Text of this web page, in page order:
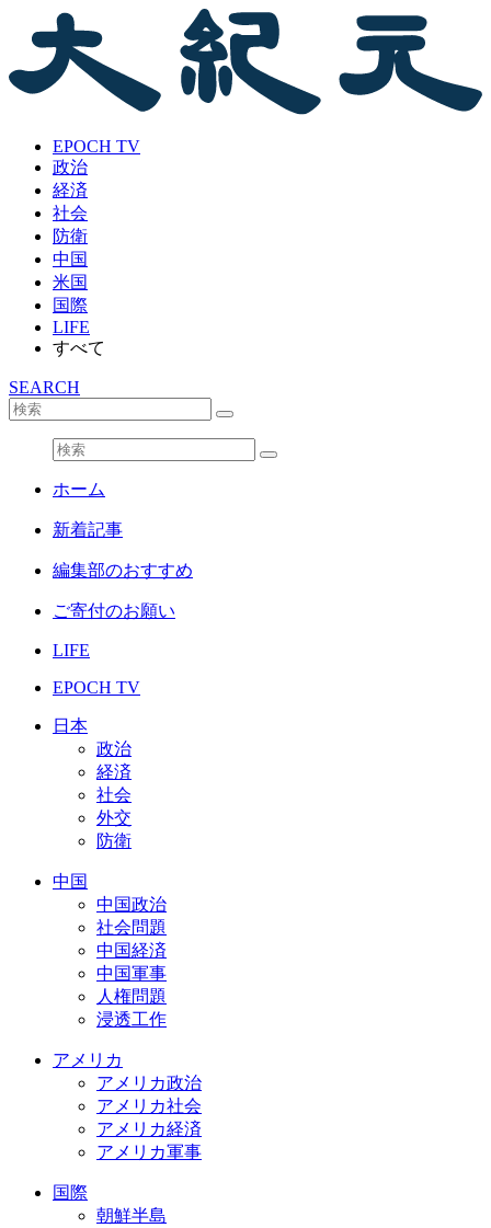
EPOCH TV
政治
経済
社会
防衛
中国
米国
国際
LIFE
すべて
SEARCH
ホーム
新着記事
編集部のおすすめ
ご寄付のお願い
LIFE
EPOCH TV
日本
政治
経済
社会
外交
防衛
中国
中国政治
社会問題
中国経済
中国軍事
人権問題
浸透工作
アメリカ
アメリカ政治
アメリカ社会
アメリカ経済
アメリカ軍事
国際
朝鮮半島